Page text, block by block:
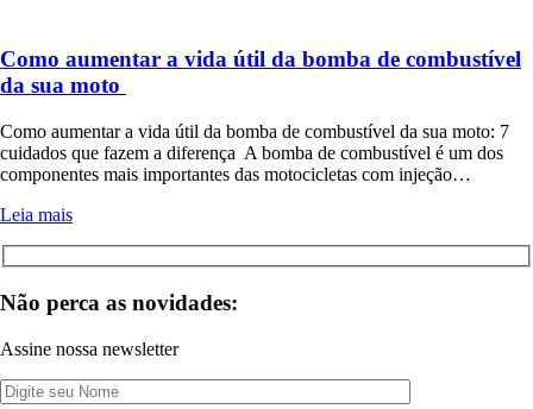
Como aumentar a vida útil da bomba de combustível
da sua moto
Como aumentar a vida útil da bomba de combustível da sua moto: 7
cuidados que fazem a diferença A bomba de combustível é um dos
componentes mais importantes das motocicletas com injeção…
Leia mais
Não perca as novidades:
Assine nossa newsletter